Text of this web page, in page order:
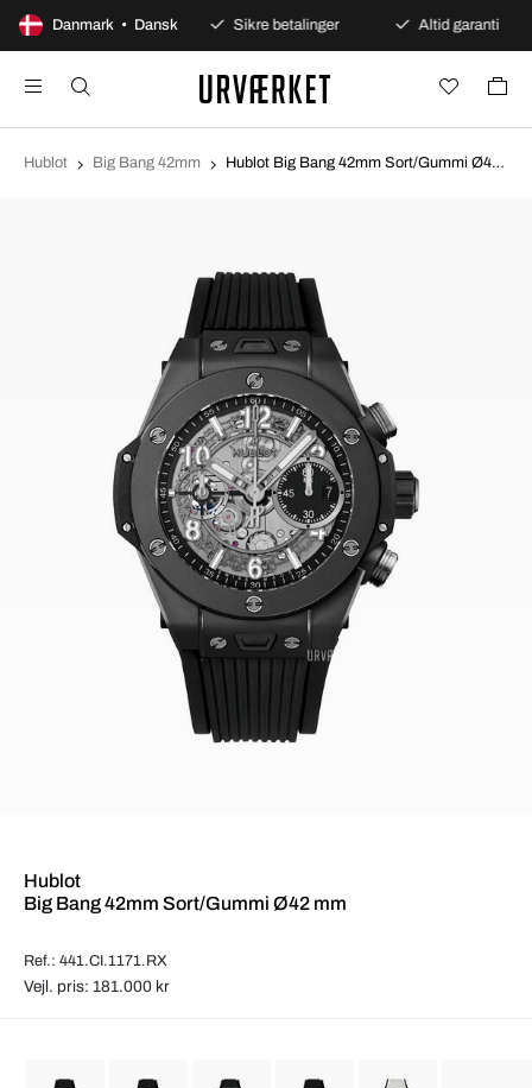
Danmark • Dansk
100 dages åbent køb Sikre betalinger Altid garanti
Hublot Big Bang 42mm Hublot Big Bang 42mm Sort/Gummi Ø42 mm 441.CI.1171.RX
Hublot
Big Bang 42mm Sort/Gummi Ø42 mm
Ref.: 441.CI.1171.RX
Vejl. pris: 181.000 kr